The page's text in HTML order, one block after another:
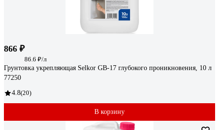
866 ₽
86.6 ₽/л
Грунтовка укрепляющая Selkor GB-17 глубокого проникновения, 10 л
77250
4.8(20)
В корзину